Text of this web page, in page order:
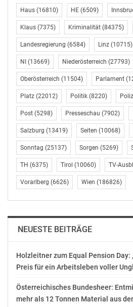
FÜNF MODULE FÜR
UNTERNEHMENSERFOLG
Zentraler Bestandteil des
IT+, Strategy+, Secure+,
Dieses Baukasten-Modell
passgenau an die jeweilige
anzupassen. Die IT-Lösungen für
umfassen neben dem
Entwicklung einer
Automatisierung
Entlastung und steigert die
ergänzt das Portfolio mit dem
stärken und die nachhaltige
fördern.
ZERO TRUST UND SOC:
klare Strukturen und strategische
konsequenten Implementierung
Architektur im Secure+-Modul
Managed IT Services durch SOC-
Haus (16810) HE (6509)
Klaus (7375) Kriminalität (84375)
Landesregierung (6584) Linz (10715)
NI (13669) Niederösterreich (27793)
Oberösterreich (11504) Parlament
Platz (22012) Politik (8220)
Post (5298) Presseschau (7902)
Salzburg (13419) Seiten (10068)
Sonntag (25137) Sorgen (5269)
TH (6375) Tirol (10060) TV-
Vorarlberg (6626) Wien (186826)
NEUESTE BEITRÄGE
Holzleitner zum Equal Pension Day:
Preis für ein Arbeitsleben voller
Österreichisches Bundesheer:
mehr als 12 Tonnen Material aus